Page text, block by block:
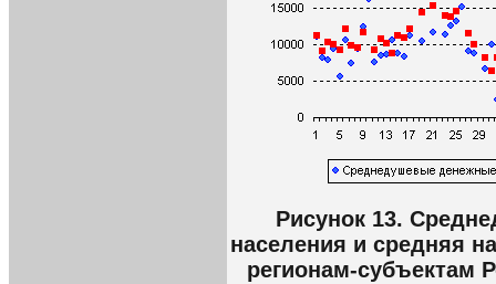
Рисунок 13.
населения и средняя
регионам-субъектам